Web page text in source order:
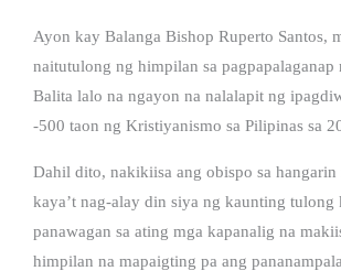
Ayon kay Balanga Bishop Ruperto Santos,
naitutulong ng himpilan sa pagpapalaganap
Balita lalo na ngayon na nalalapit ng
-500 taon ng Kristiyanismo sa Pilipinas sa
Dahil dito, nakikiisa ang obispo sa hangarin
kaya’t nag-alay din siya ng kaunting tulong
panawagan sa ating mga kapanalig na
himpilan na mapaigting pa ang